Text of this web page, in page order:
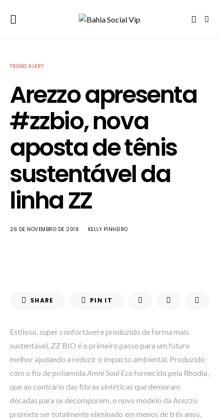
TREND ALERT
Arezzo apresenta
#zzbio, nova
aposta de tênis
sustentável da
linha ZZ
26 DE NOVEMBRO DE 2019 KELLY PINHEIRO
SHARE PIN IT
Estiloso, super confortável e produzido de forma mais
sustentável, ZZ BIO é o primeiro passo para um futuro
melhor ajudando a reduzir o impacto ambiental. Produzido
com o fio de poliamida Amni Soul Ecofornecido pela Rhodia,
que ao contrário das fibras sintéticas que demoram
décadas para se decomporem, o novo modelo da Arezzo
promete ser totalmente eliminado em menos de três anos,